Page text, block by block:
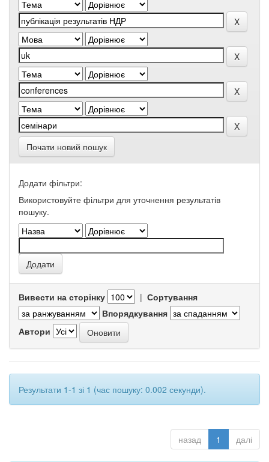
Почати новий пошук
Додати фільтри:
Використовуйте фільтри для уточнення результатів
пошуку.
Вивести на сторінку | Сортування
Впорядкування
Автори
Результати 1-1 зі 1 (час пошуку: 0.002 секунди).
назад 1 далі